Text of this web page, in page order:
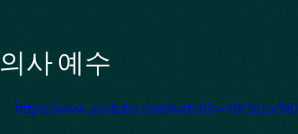
의사 예수
https://www.youtube.com/watch?v=TBGsLox9Ii0